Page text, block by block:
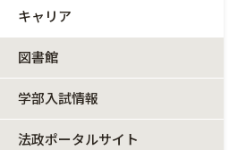
キャリア
図書館
学部入試情報
法政ポータルサイト